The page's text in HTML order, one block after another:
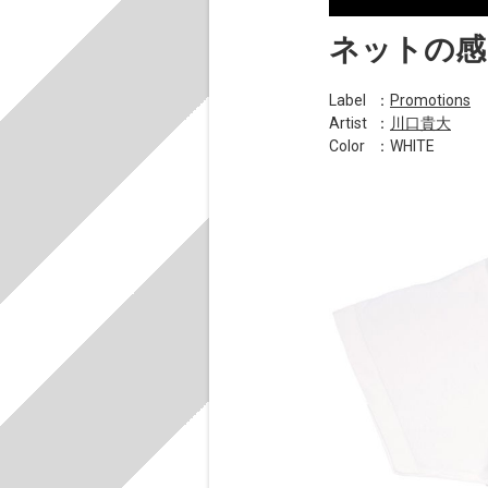
ネットの
Label ： Promotions
Artist
： 川口貴大
Color
：WHITE